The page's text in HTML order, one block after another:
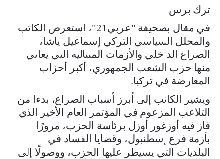
ترك برس
في مقال بصحيفة "عربي21"، استعرض الكاتب
والمحلل السياسي التركي إسماعيل ياشا،
الصراع الداخلي والأزمات المتتالية التي يعاني
منها حزب الشعب الجمهوري، أكبر أحزاب
المعارضة في تركيا.
ويشير الكاتب إلى أبرز أسباب الصراع، بدءا من
التلاعب المزعوم في المؤتمر العام الأخير الذي
فاز فيه أوزغور أوزل برئاسة الحزب، مرورًا
بأزمة فرع إسطنبول، وقضايا الفساد في
البلديات التي يسيطر عليها الحزب، ووصولًا إلى